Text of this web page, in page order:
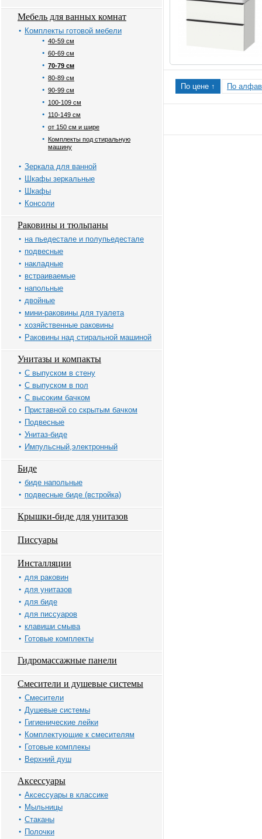
Мебель для ванных комнат
Комплекты готовой мебели
40-59 см
60-69 см
70-79 см
80-89 см
90-99 см
100-109 см
110-149 см
от 150 см и шире
Комплекты под стиральную
машину
Зеркала для ванной
Шкафы зеркальные
Шкафы
Консоли
Раковины и тюльпаны
на пьедестале и полупьедестале
подвесные
накладные
встраиваемые
напольные
двойные
мини-раковины для туалета
хозяйственные раковины
Раковины над стиральной машиной
Унитазы и компакты
С выпуском в стену
С выпуском в пол
С высоким бачком
Приставной со скрытым бачком
Подвесные
Унитаз-биде
Импульсный,электронный
Биде
биде напольные
подвесные биде (встройка)
Крышки-биде для унитазов
Писсуары
Инсталляции
для раковин
для унитазов
для биде
для писсуаров
клавиши смыва
Готовые комплекты
Гидромассажные панели
Смесители и душевые системы
Смесители
Душевые системы
Гигиенические лейки
Комплектующие к смесителям
Готовые комплекы
Верхний душ
Аксессуары
Аксессуары в классике
Мыльницы
Стаканы
Полочки
По цене ↑ По